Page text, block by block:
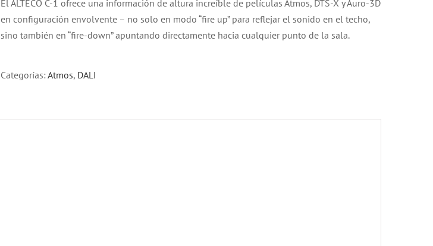
El ALTECO C-1 ofrece una información de altura increíble de películas Atmos, DTS-X y Auro-3D
en configuración envolvente – no solo en modo “fire up” para reflejar el sonido en el techo,
sino también en “fire-down” apuntando directamente hacia cualquier punto de la sala.
Categorías:Atmos, DALI